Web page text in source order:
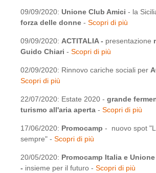
09/09/2020: Unione Club Amici - la
forza delle donne - Scopri di più
09/09/2020: ACTITALIA - presentazione
Guido Chiari - Scopri di più
02/09/2020: Rinnovo cariche sociali per
Scopri di più
22/07/2020: Estate 2020 - grande
turismo all'aria aperta - Scopri di più
17/06/2020: Promocamp - nuovo spot
sempre" - Scopri di più
20/05/2020: Promocamp Italia e
- insieme per il futuro - Scopri di più